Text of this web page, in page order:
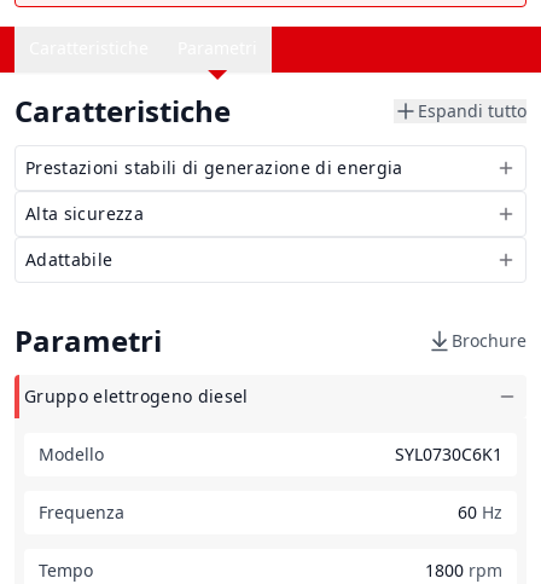
Caratteristiche Espandi tutto
Prestazioni stabili di generazione di energia
Alta sicurezza
Adattabile
Parametri Brochure
Gruppo elettrogeno diesel
Modello SYL0730C6K1
Frequenza 60 Hz
Tempo 1800 rpm